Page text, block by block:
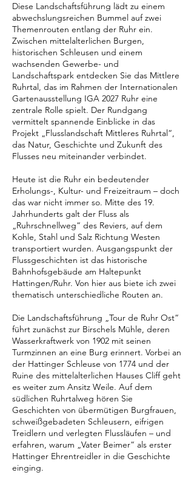
Diese Landschaftsführung lädt zu einem
abwechslungsreichen Bummel auf zwei
Themenrouten entlang der Ruhr ein.
Zwischen mittelalterlichen Burgen,
historischen Schleusen und einem
wachsenden Gewerbe- und
Landschaftspark entdecken Sie das Mittlere
Ruhrtal, das im Rahmen der Internationalen
Gartenausstellung IGA 2027 Ruhr eine
zentrale Rolle spielt. Der Rundgang
vermittelt spannende Einblicke in das
Projekt „Flusslandschaft Mittleres Ruhrtal“,
das Natur, Geschichte und Zukunft des
Flusses neu miteinander verbindet.
Heute ist die Ruhr ein bedeutender
Erholungs-, Kultur- und Freizeitraum – doch
das war nicht immer so. Mitte des 19.
Jahrhunderts galt der Fluss als
„Ruhrschnellweg“ des Reviers, auf dem
Kohle, Stahl und Salz Richtung Westen
transportiert wurden. Ausgangspunkt der
Flussgeschichten ist das historische
Bahnhofsgebäude am Haltepunkt
Hattingen/Ruhr. Von hier aus biete ich zwei
thematisch unterschiedliche Routen an.
Die Landschaftsführung „Tour de Ruhr Ost“
führt zunächst zur Birschels Mühle, deren
Wasserkraftwerk von 1902 mit seinen
Turmzinnen an eine Burg erinnert. Vorbei an
der Hattinger Schleuse von 1774 und der
Ruine des mittelalterlichen Hauses Cliff geht
es weiter zum Ansitz Weile. Auf dem
südlichen Ruhrtalweg hören Sie
Geschichten von übermütigen Burgfrauen,
schweißgebadeten Schleusern, eifrigen
Treidlern und verlegten Flussläufen – und
erfahren, warum „Vater Beimer“ als erster
Hattinger Ehrentreidler in die Geschichte
einging.